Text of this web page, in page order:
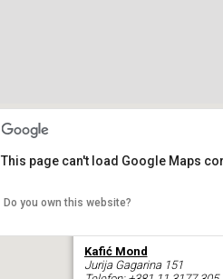
Kafić Mond
Jurija Gagarina 151
This page can't load Google Maps
Do you own this website?